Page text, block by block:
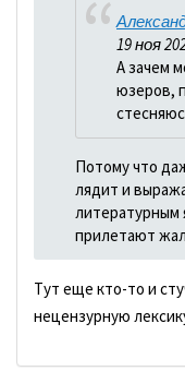
19 ноя
А зачем
юзеров,
Потому что
лядит и
литературным
прилетают
Тут еще кто-то и
нецензурную